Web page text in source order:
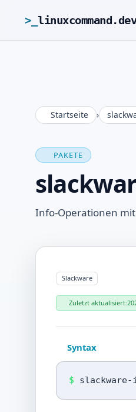
>_
Startseite ›
PAKETE
Info-Operationen
Slackware
Zuletzt aktualisiert:
Syntax
$ slackware-